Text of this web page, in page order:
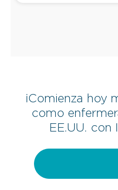
¡Comienza hoy
como
EE.UU. con